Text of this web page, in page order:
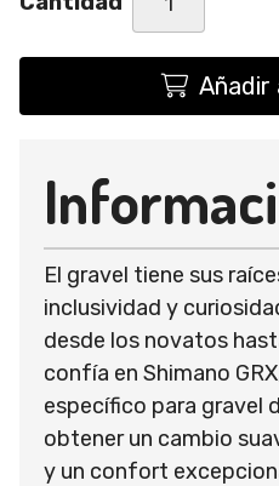
Añadir
El gravel tiene sus
inclusividad y
desde los novatos
confía en Shimano
específico para gravel
obtener un cambio
y un confort